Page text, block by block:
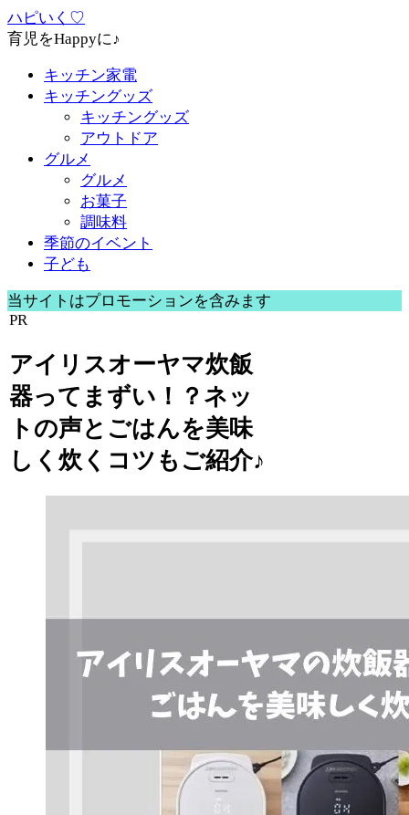
ハピいく♡
育児をHappyに♪
キッチン家電
キッチングッズ
キッチングッズ
アウトドア
グルメ
グルメ
お菓子
調味料
季節のイベント
子ども
当サイトはプロモーションを含みます
PR
アイリスオーヤマ炊飯
器ってまずい！？ネッ
トの声とごはんを美味
しく炊くコツもご紹介♪